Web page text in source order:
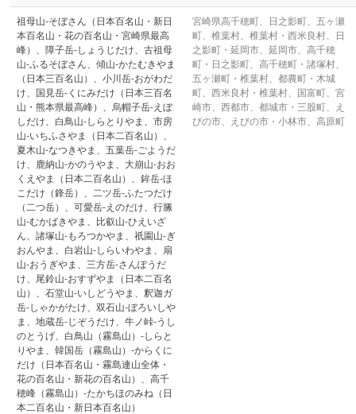
祖母山-そぼさん（日本百名山・新日
本百名山・花の百名山・宮崎県最高
峰）、障子岳-しょうじだけ、古祖母
山-ふるそぼさん、傾山-かたむきやま
（日本三百名山）、小川岳-おがわだ
け、国見岳-くにみだけ（日本三百名
山・熊本県最高峰）、烏帽子岳-えぼ
しだけ、白鳥山-しらとりやま、市房
山-いちふさやま（日本二百名山）、
夏木山-なつきやま、五葉岳-ごようだ
け、鹿納山-かのうやま、大崩山-おお
くえやま（日本二百名山）、鉾岳-ほ
こだけ（鋒岳）、二ツ岳-ふたつだけ
（二つ岳）、可愛岳-えのだけ、行縢
山-むかばきやま、比叡山-ひえいざ
ん、諸塚山-もろつかやま、祇園山-ぎ
おんやま、白岩山-しらいわやま、扇
山-おうぎやま、三方岳-さんぽうだ
け、尾鈴山-おすずやま（日本二百名
山）、石堂山-いしどうやま、釈迦ガ
岳-しゃかがたけ、双石山-ぼろいしや
ま、地蔵岳-じぞうだけ、牛ノ峠-うし
のとうげ、白鳥山（霧島山）-しらと
りやま、韓国岳（霧島山）-からくに
だけ（日本百名山・霧島連山全体・
花の百名山・新花の百名山）、高千
穂峰（霧島山）-たかちほのみね（日
本二百名山・新日本百名山）
宮崎県高千穂町、日之影町、五ヶ瀬
町、椎葉村、椎葉村・西米良村、日
之影町・延岡市、延岡市、高千穂
町・日之影町、高千穂町・諸塚村、
五ヶ瀬町・椎葉村、都農町・木城
町、西米良村・椎葉村、国富町、宮
崎市、西都市、都城市・三股町、え
びの市、えびの市・小林市、高原町